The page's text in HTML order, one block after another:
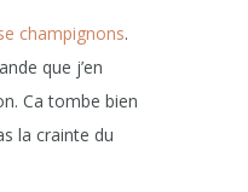
champignons.
que j’en
Ca tombe bien
la crainte du